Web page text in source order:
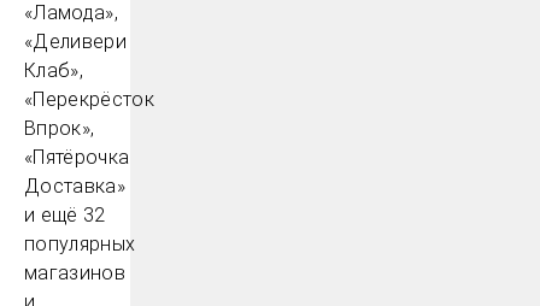
«Ламода»,
«Деливери
Клаб»,
«Перекрёсток
Впрок»,
«Пятёрочка
Доставка»
и ещё 32
популярных
магазинов